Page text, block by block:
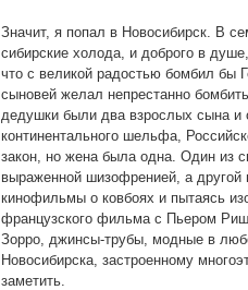
Значит, я попал в Новосибирск. В
сибирские холода, и доброго в
что с великой радостью бомбил бы
сыновей желал непрестанно
дедушки были два взрослых сына и
континентального шельфа,
закон, но жена была одна. Один из
выраженной шизофренией, а
кинофильмы о ковбоях и пытаясь
французского фильма с Пьером
Зорро, джинсы-трубы, модные в
Новосибирска, застроенному
заметить.